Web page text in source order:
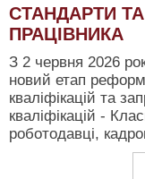
СТАНДАРТИ ТА
ПРАЦІВНИКА
З 2 червня 2026
новий етап
кваліфікацій та
кваліфікацій -
роботодавці,